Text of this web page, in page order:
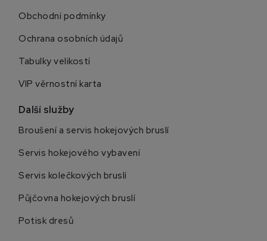
Obchodní podmínky
Ochrana osobních údajů
Tabulky velikostí
VIP věrnostní karta
Další služby
Broušení a servis hokejových bruslí
Servis hokejového vybavení
Servis kolečkových bruslí
Půjčovna hokejových bruslí
Potisk dresů